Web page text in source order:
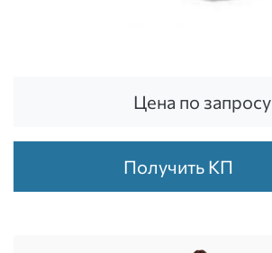
Цена по запросу
Получить КП